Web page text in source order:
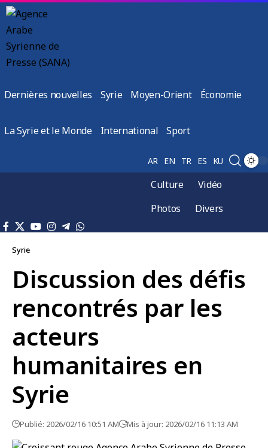
Dernières nouvelles Syrie Moyen-Orient Économie
La Syrie et le Monde International Sport
AR EN TR ES KU
Culture
Vidéo
Photos
Divers
Syrie
Discussion des défis
rencontrés par les
acteurs
humanitaires en
Syrie
Publié: 2026/02/16 10:51 AM Mis à jour: 2026/02/16 11:13 AM